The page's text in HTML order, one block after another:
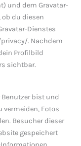
und dem Gravatar-
ob du diesen
Dienstes
. Nachdem
Profilbild
sichtbar.
bist und
vermeiden, Fotos
Besucher dieser
gespeichert